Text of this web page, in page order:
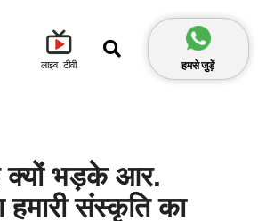
लाइव टीवी हमसे जुड़ें
क्यों भड़के आर.
संस्कृति का